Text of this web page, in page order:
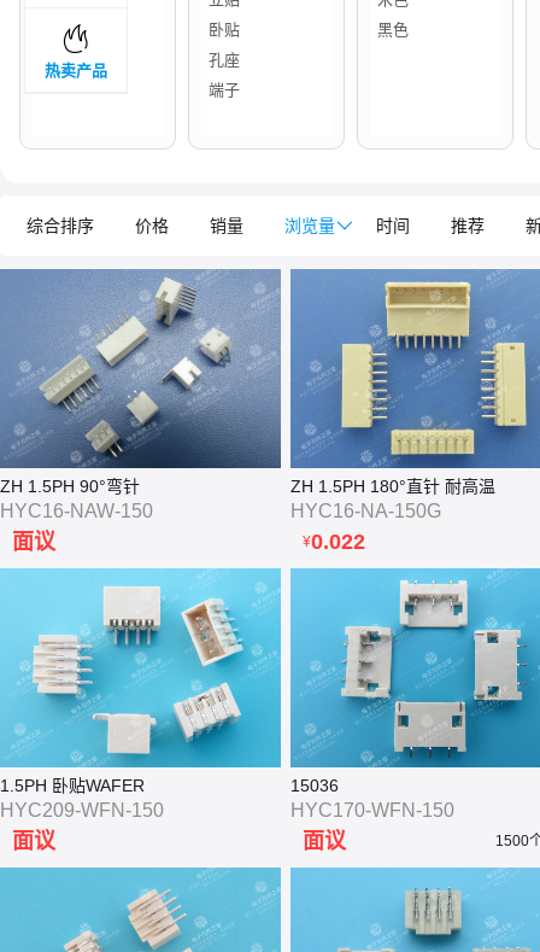
综合排序 价格 销量 浏览量 时间 推荐
ZH 1.5PH 90°弯针
HYC16-NAW-150
面议
ZH 1.5PH 180°直针 耐高温
HYC16-NA-150G
¥0.022
1.5PH 卧贴WAFER
HYC209-WFN-150
面议
15036
HYC170-WFN-150
面议 1500

热卖产品